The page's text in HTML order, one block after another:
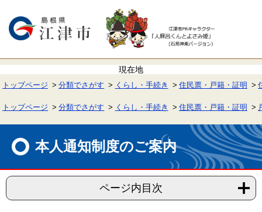
で
ば
本
へ
トップページ 分類でさがす くらし・手続き 住民票・戸籍・証明
トップページ 分類でさがす くらし・手続き 住民票・戸籍・証明
本人通知制度のご案内
ページ内目次